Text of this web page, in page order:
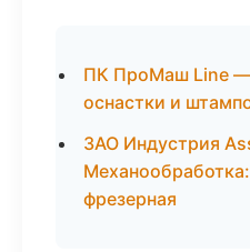
ПК ПроМаш Line —
оснастки и
ЗАО Индустрия
фрезерная